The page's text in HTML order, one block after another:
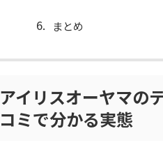
まとめ
アイリスオーヤマの
コミで分かる実態